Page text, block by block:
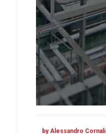
by Alessandro Cornali